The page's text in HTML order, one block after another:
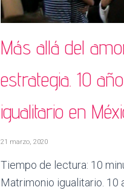
Más allá del
estrategia. 10
igualitario en
21 marzo, 2020
Tiempo de lectura: 10
Matrimonio igualitario. 10